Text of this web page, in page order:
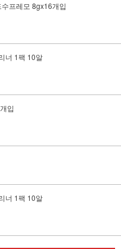
프레모 8gx16개입
너 1팩 10알
입
너 1팩 10알